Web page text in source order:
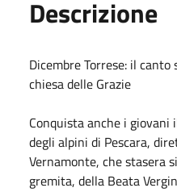
Descrizione
Dicembre Torrese: il
chiesa delle Grazie
Conquista anche i
degli alpini di Pescara,
Vernamonte, che stasera
gremita, della Beata